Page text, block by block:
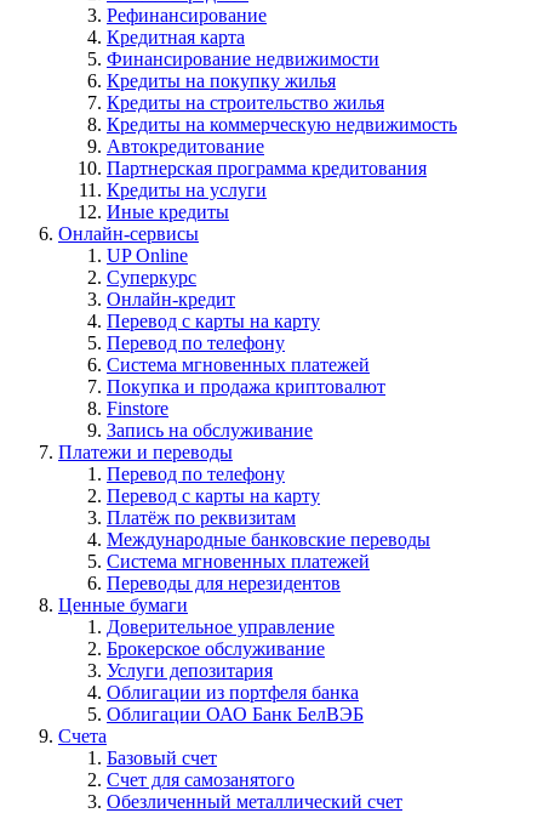
Рефинансирование
Кредитная карта
Финансирование недвижимости
Кредиты на покупку жилья
Кредиты на строительство жилья
Кредиты на коммерческую недвижимость
Автокредитование
Партнерская программа кредитования
Кредиты на услуги
Иные кредиты
Онлайн-сервисы
UP Online
Суперкурс
Онлайн-кредит
Перевод с карты на карту
Перевод по телефону
Система мгновенных платежей
Покупка и продажа криптовалют
Finstore
Запись на обслуживание
Платежи и переводы
Перевод по телефону
Перевод с карты на карту
Платёж по реквизитам
Международные банковские переводы
Система мгновенных платежей
Переводы для нерезидентов
Ценные бумаги
Доверительное управление
Брокерское обслуживание
Услуги депозитария
Облигации из портфеля банка
Облигации ОАО Банк БелВЭБ
Счета
Базовый счет
Счет для самозанятого
Обезличенный металлический счет